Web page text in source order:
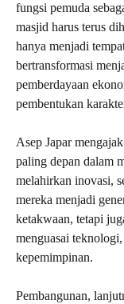
fungsi pemuda
masjid harus terus
hanya menjadi
bertransformasi
pemberdayaan
pembentukan
Asep Japar
paling depan dalam
melahirkan inovasi,
mereka menjadi
ketakwaan, tetapi
menguasai
kepemimpinan.
Pembangunan,